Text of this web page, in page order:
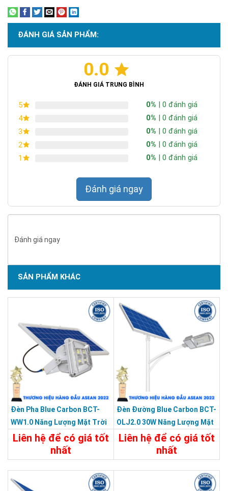
ĐÁNH GIÁ SẢN PHẨM:
0.0
ĐÁNH GIÁ TRUNG BÌNH
5 0% | 0 đánh giá
4
0% | 0 đánh giá
3
0% | 0 đánh giá
2
0% | 0 đánh giá
1
0% | 0 đánh giá
Đánh giá ngay
Đánh giá ngay
SẢN PHẨM KHÁC
Đèn Pha Blue Carbon BCT-
WW1.0 Năng Lượng Mặt Trời
Liên hệ để có giá tốt
nhất
Đèn Đường Blue Carbon BCT-
OLJ2.0 30W Năng Lượng Mặt
Trời
Liên hệ để có giá tốt
nhất
3.500.000đ
Đặt Mua